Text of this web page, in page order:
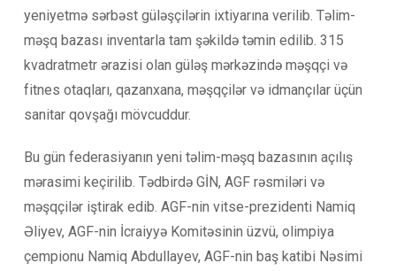
yeniyetmə sərbəst güləşçilərin ixtiyarına verilib. Təlim-
məşq bazası inventarla tam şəkildə təmin edilib. 315
kvadratmetr ərazisi olan güləş mərkəzində məşqçi və
fitnes otaqları, qazanxana, məşqçilər və idmançılar üçün
sanitar qovşağı mövcuddur.
Bu gün federasiyanın yeni təlim-məşq bazasının açılış
mərasimi keçirilib. Tədbirdə GİN, AGF rəsmiləri və
məşqçilər iştirak edib. AGF-nin vitse-prezidenti Namiq
Əliyev, AGF-nin İcraiyyə Komitəsinin üzvü, olimpiya
çempionu Namiq Abdullayev, AGF-nin baş katibi Nəsimi